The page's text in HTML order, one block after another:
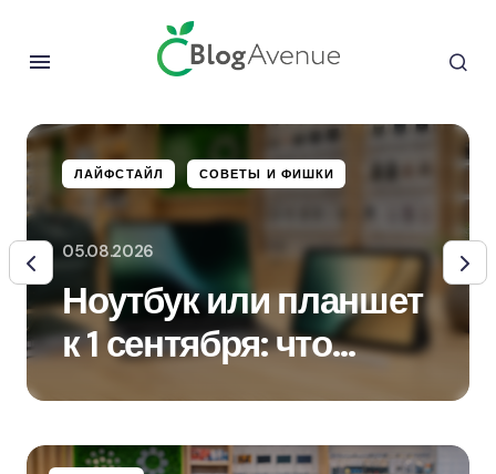
ЛАЙФСТАЙЛ СОВЕТЫ И ФИШКИ
05.08.2026
Ноутбук или планшет
к 1 сентября: что